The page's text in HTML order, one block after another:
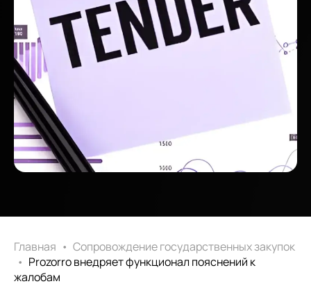
Главная • Сопровождение государственных закупок
• Prozorro внедряет функционал пояснений к
жалобам